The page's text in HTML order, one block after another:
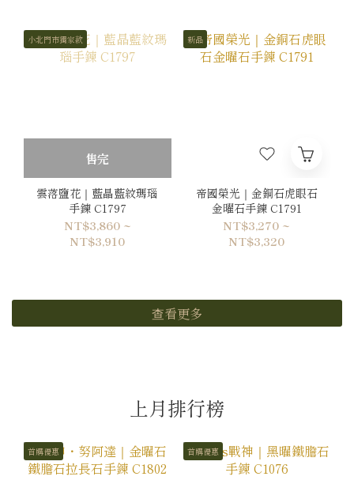
小北門市獨家款
售完
雲落鹽花｜藍晶藍紋瑪瑙
手鍊 C1797
NT$3,860 ~
NT$3,910
新品
帝國榮光｜金銅石虎眼石
金曜石手鍊 C1791
NT$3,270 ~
NT$3,320
查看更多
上月排行榜
首購優惠 首購優惠